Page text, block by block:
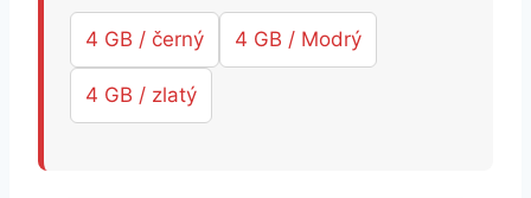
4 GB / černý 4 GB / Modrý
4 GB / zlatý